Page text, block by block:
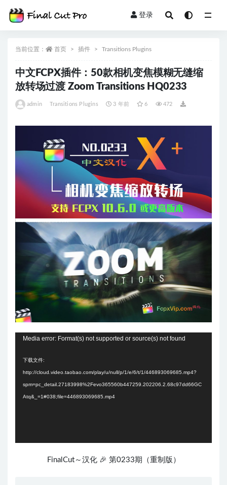
登录
当前位置： 首页 插件 Transitions Plugins
中文FCPX插件：50款相机变焦模糊无缝缩
放转场过渡 Zoom Transitions HQ0233
admin Transitions Plugins 3 年前 6 472
Media error: Format(s) not supported or source(s) not found
下载文件:
http://cloud.video.taobao.com/play/u/null/p/1/e/6/t/1/446893069685.mp4?
spm=pc_detail.27183998%2Fevo365560b447259.202206.2.68c97dd66GC
Atq&_=1#038;file=446893069685.mp4
FinalCut～汉化 🎉 第0233期（重制版）